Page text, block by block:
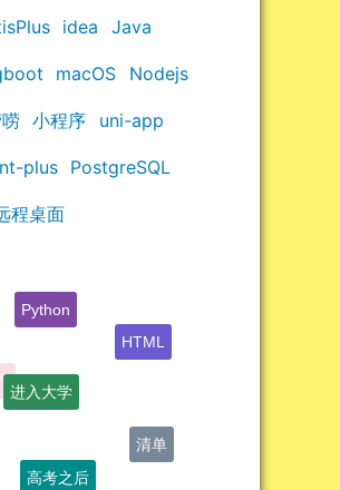
idea Java
macOS Nodejs
小程序 uni-app
plus PostgreSQL
程桌面
Python
HTML
清单
高考之后
进入大学